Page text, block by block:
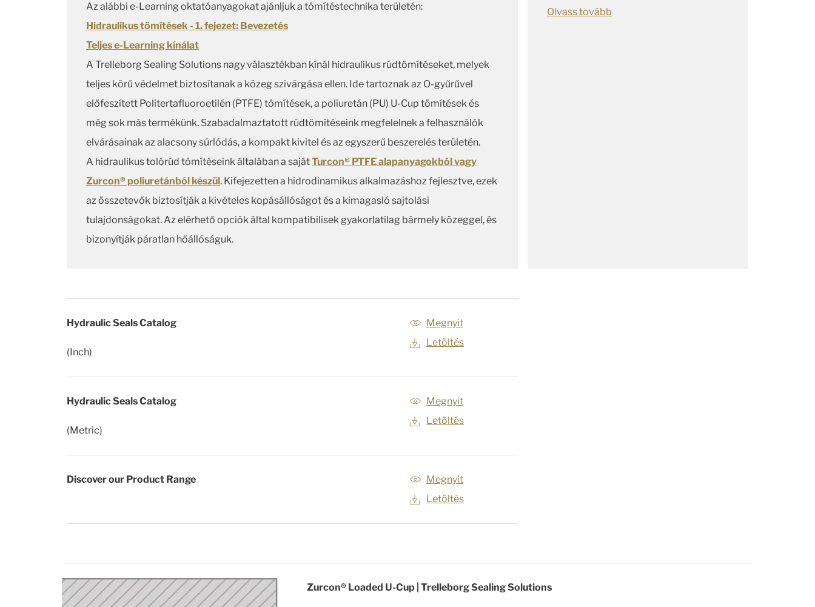
Az alábbi e-Learning oktatóanyagokat ajánljuk a tömítéstechnika területén:
Hidraulikus tömítések - 1. fejezet: Bevezetés
Teljes e-Learning kínálat
A Trelleborg Sealing Solutions nagy választékban kínál hidraulikus rúdtömítéseket, melyek
teljes körű védelmet biztosítanak a közeg szivárgása ellen. Ide tartoznak az O-gyűrűvel
előfeszített Politertafluoroetilén (PTFE) tömítések, a poliuretán (PU) U-Cup tömítések és
még sok más termékünk. Szabadalmaztatott rúdtömítéseink megfelelnek a felhasználók
elvárásainak az alacsony súrlódás, a kompakt kivitel és az egyszerű beszerelés területén.
A hidraulikus tolórúd tömítéseink általában a sajátTurcon® PTFE alapanyagokból vagy
Zurcon® poliuretánból készül. Kifejezetten a hidrodinamikus alkalmazáshoz fejlesztve, ezek
az összetevők biztosítják a kivételes kopásállóságot és a kimagasló sajtolási
tulajdonságokat. Az elérhető opciók által kompatibilisek gyakorlatilag bármely közeggel, és
bizonyítják páratlan hőállóságuk.
Olvass tovább
Hydraulic Seals Catalog
(Inch)
Megnyit
Letöltés
Hydraulic Seals Catalog
(Metric)
Megnyit
Letöltés
Discover our Product Range
Megnyit
Letöltés
Zurcon® Loaded U-Cup | Trelleborg Sealing Solutions